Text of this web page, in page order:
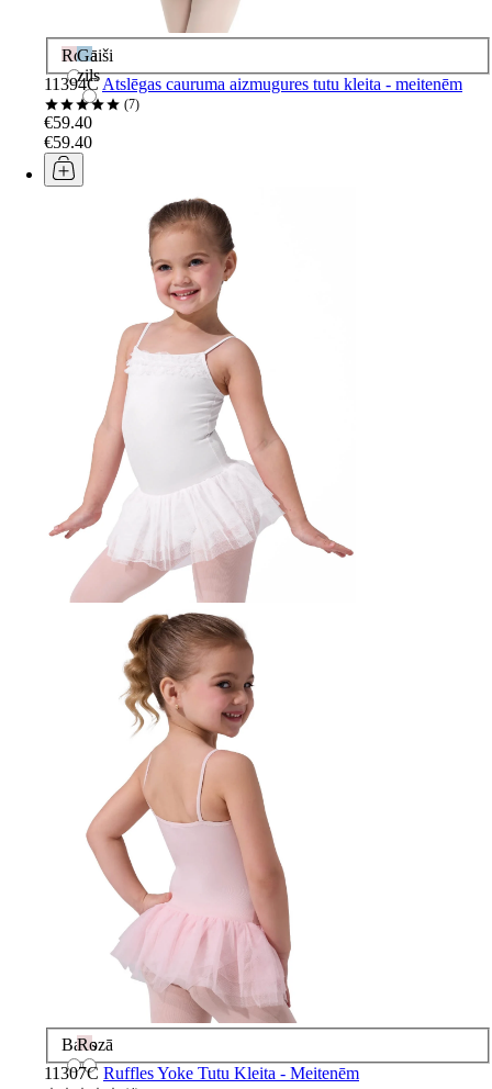
RozāGaiši
zils
11394C Atslēgas cauruma aizmugures tutu kleita - meitenēm
7
€59.40
€59.40
BaltsRozā
11307C Ruffles Yoke Tutu Kleita - Meitenēm